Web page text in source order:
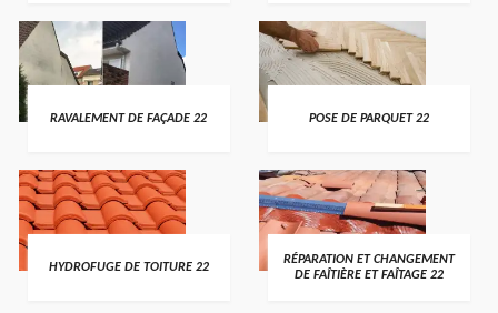
RAVALEMENT DE FAÇADE 22 POSE DE PARQUET 22
HYDROFUGE DE TOITURE 22
RÉPARATION ET CHANGEMENT
DE FAÎTIÈRE ET FAÎTAGE 22